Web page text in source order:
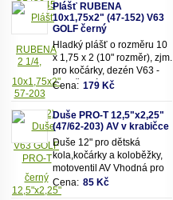
Plášť RUBENA
10x1,75x2" (47-152) V63
GOLF černý
Hladký plášť o rozměru 10
x 1,75 x 2 (10" rozměr), zjm.
pro kočárky, dezén V63 -
Golf, černý.
Cena: 179 Kč
Duše PRO-T 12,5"x2,25"
(47/62-203) AV v krabičce
Duše 12" pro dětská
kola,kočárky a koloběžky,
motoventil AV Vhodná pro
rozměry pláště 12,5"x2,25"
(resp.47/62-203mm)
Cena: 85 Kč